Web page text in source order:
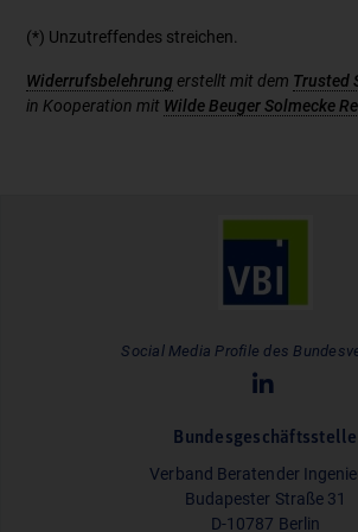
(*) Unzutreffendes streichen.
Widerrufsbelehrung erstellt mit dem Trusted
in Kooperation mit Wilde Beuger Solmecke
Social Media Profile des
Bundesgeschäftsstelle
Verband Beratender
Budapester Straße 31
D-10787 Berlin